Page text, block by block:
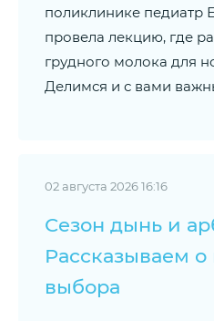
поликлинике педиатр
провела лекцию, где
грудного молока для
Делимся и с вами
02 августа 2026 16:16
Сезон дынь и
Рассказываем о
выбора